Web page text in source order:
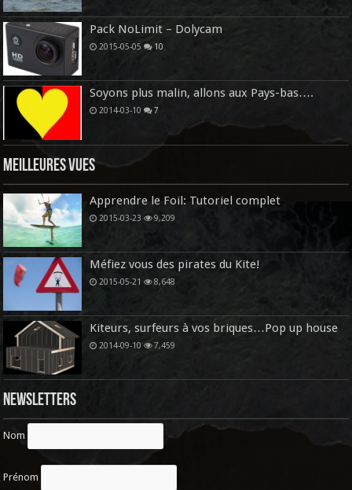
Pack NoLimit – Dolycam
2015-05-05 10
Soyons plus malin, allons aux Pays-bas….
2014-03-10 7
Meilleures vues
Apprendre le Foil: Tutoriel complet
2015-03-23 9,209
Méfiez vous des pirates du Kite!
2015-05-21 8,648
Kiteurs, surfeurs à vos briques…Pop up house
2014-09-10 7,459
Newsletters
Nom
Prénom